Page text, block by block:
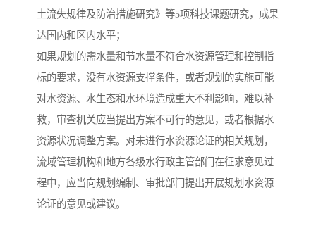
土流失规律及防治措施研究》等5项科技课题研究，成果
达国内和区内水平；
如果规划的需水量和节水量不符合水资源管理和控制指
标的要求，没有水资源支撑条件，或者规划的实施可能
对水资源、水生态和水环境造成重大不利影响，难以补
救，审查机关应当提出方案不可行的意见，或者根据水
资源状况调整方案。对未进行水资源论证的相关规划，
流域管理机构和地方各级水行政主管部门在征求意见过
程中，应当向规划编制、审批部门提出开展规划水资源
论证的意见或建议。